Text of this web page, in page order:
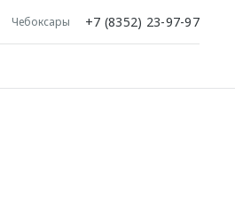
Чебоксары +7 (8352) 23-97-97